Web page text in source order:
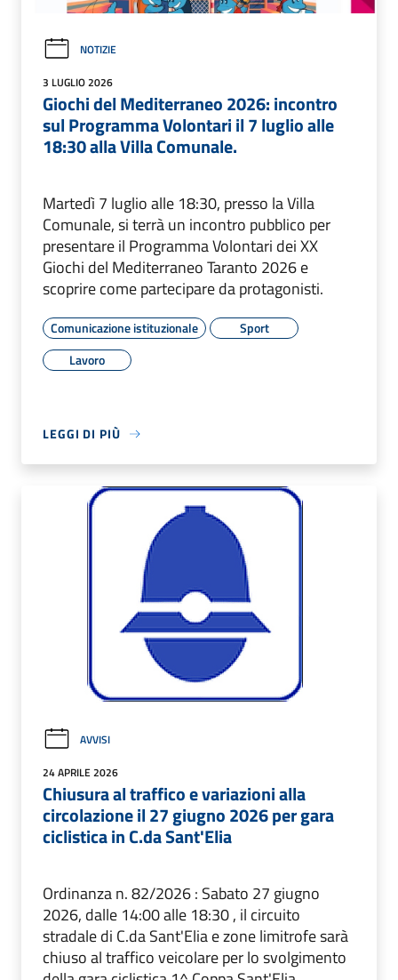
NOTIZIE
3 LUGLIO 2026
Giochi del Mediterraneo 2026: incontro
sul Programma Volontari il 7 luglio alle
18:30 alla Villa Comunale.
Martedì 7 luglio alle 18:30, presso la Villa
Comunale, si terrà un incontro pubblico per
presentare il Programma Volontari dei XX
Giochi del Mediterraneo Taranto 2026 e
scoprire come partecipare da protagonisti.
Comunicazione istituzionale
Sport
Lavoro
LEGGI DI PIÙ
AVVISI
24 APRILE 2026
Chiusura al traffico e variazioni alla
circolazione il 27 giugno 2026 per gara
ciclistica in C.da Sant'Elia
Ordinanza n. 82/2026 : Sabato 27 giugno
2026, dalle 14:00 alle 18:30 , il circuito
stradale di C.da Sant'Elia e zone limitrofe sarà
chiuso al traffico veicolare per lo svolgimento